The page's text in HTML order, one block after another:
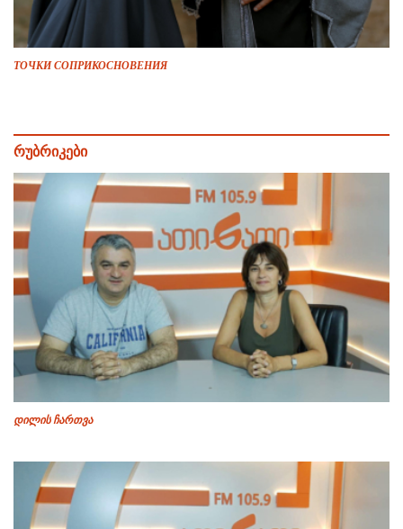
ТОЧКИ СОПРИКОСНОВЕНИЯ
რუბრიკები
დილის ჩართვა